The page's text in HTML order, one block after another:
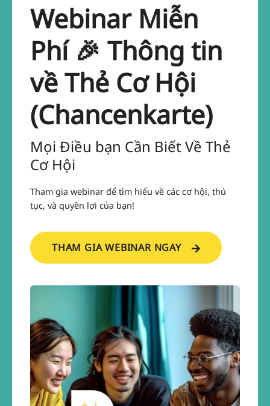
Webinar Miễn
Phí 🎉 Thông tin
về Thẻ Cơ Hội
(Chancenkarte)
Mọi Điều bạn Cần Biết Về Thẻ
Cơ Hội
Tham gia webinar để tìm hiểu về các cơ hội, thủ
tục, và quyền lợi của bạn!
THAM GIA WEBINAR NGAY